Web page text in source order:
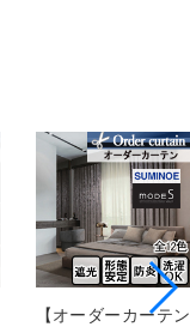
【オーダーカーテン